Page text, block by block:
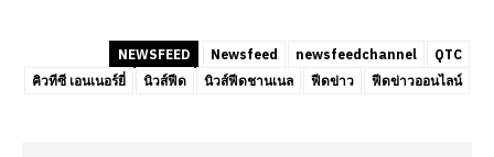
NEWSFEED Newsfeed newsfeedchannel
QTC
คิวทีซี เอนเนอร์ยี่
นิวส์ฟีด นิวส์ฟีดชานเนล ฟีดข่าว ฟีดข่าวออนไลน์